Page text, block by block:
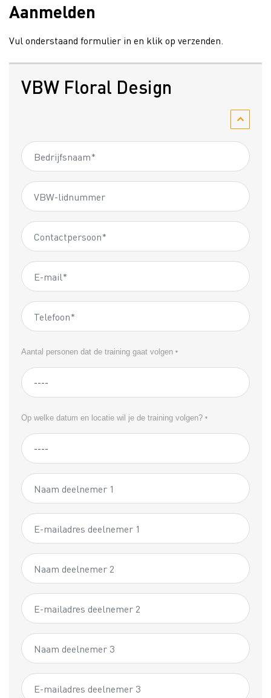
Aanmelden
Vul onderstaand formulier in en klik op verzenden.
VBW Floral Design
Aantal personen dat de training gaat volgen *
Op welke datum en locatie wil je de training volgen? *